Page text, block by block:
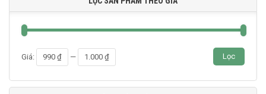
nhất
nhất
Lọc
Giá: 990 ₫ — 1.000 ₫